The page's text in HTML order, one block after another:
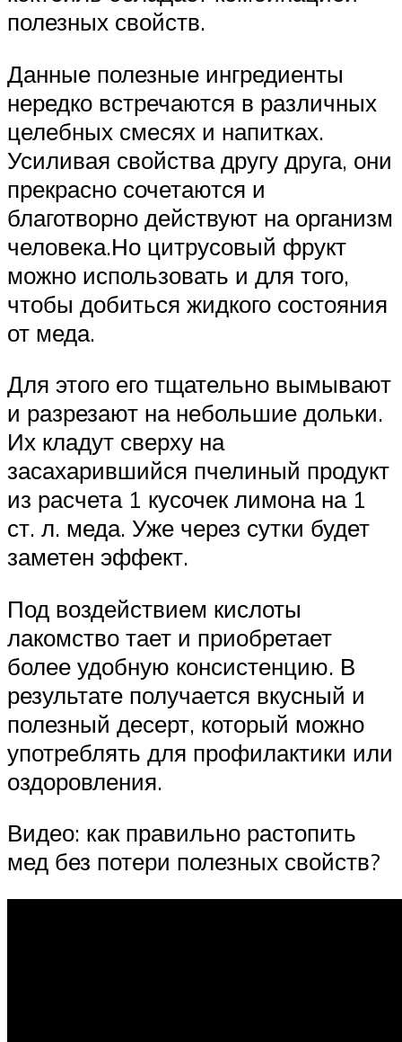
полезных свойств.
Данные полезные ингредиенты
нередко встречаются в различных
целебных смесях и напитках.
Усиливая свойства другу друга, они
прекрасно сочетаются и
благотворно действуют на организм
человека.Но цитрусовый фрукт
можно использовать и для того,
чтобы добиться жидкого состояния
от меда.
Для этого его тщательно вымывают
и разрезают на небольшие дольки.
Их кладут сверху на
засахарившийся пчелиный продукт
из расчета 1 кусочек лимона на 1
ст. л. меда. Уже через сутки будет
заметен эффект.
Под воздействием кислоты
лакомство тает и приобретает
более удобную консистенцию. В
результате получается вкусный и
полезный десерт, который можно
употреблять для профилактики или
оздоровления.
Видео: как правильно растопить
мед без потери полезных свойств?